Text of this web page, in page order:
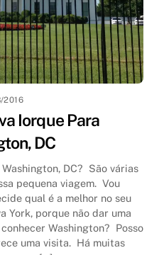
2016
Iorque Para
DC
DC? São várias
pequena viagem. Vou
qual é a melhor no seu
York, porque não dar uma
Washington? Posso
uma visita. Há muitas